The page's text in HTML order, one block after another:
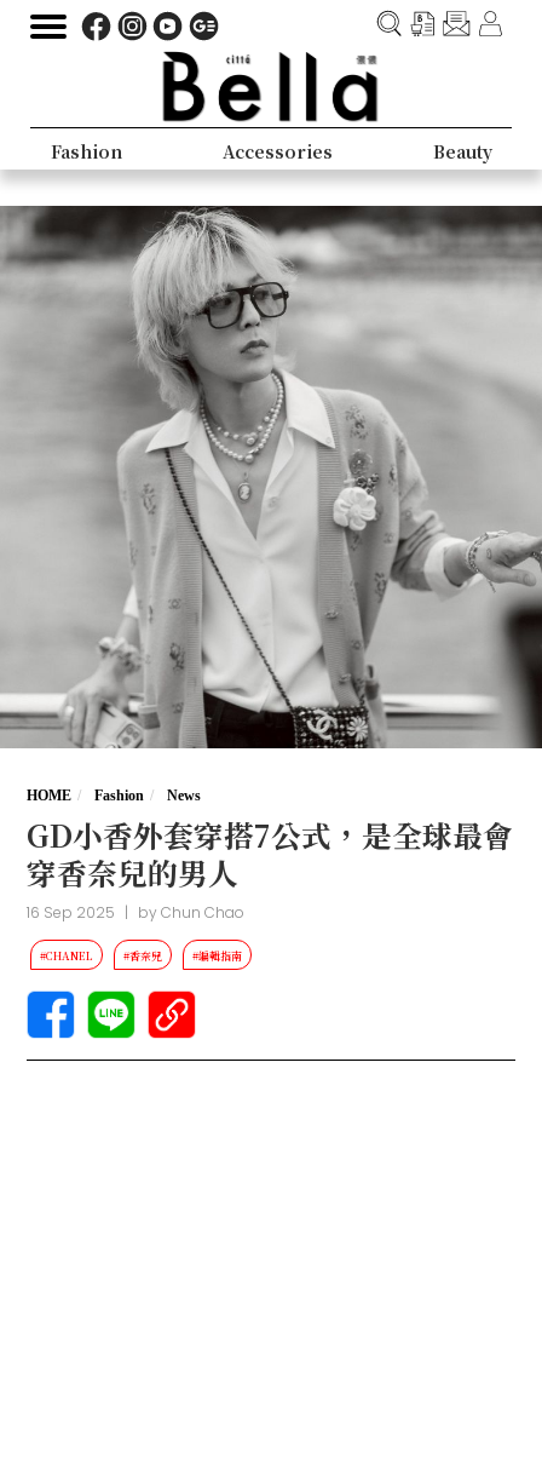
Fashion Accessories Beauty
HOME Fashion News
GD小香外套穿搭7公式，是全球最會
穿香奈兒的男人
16 Sep 2025 | byChun Chao
#CHANEL #香奈兒 #編輯指南